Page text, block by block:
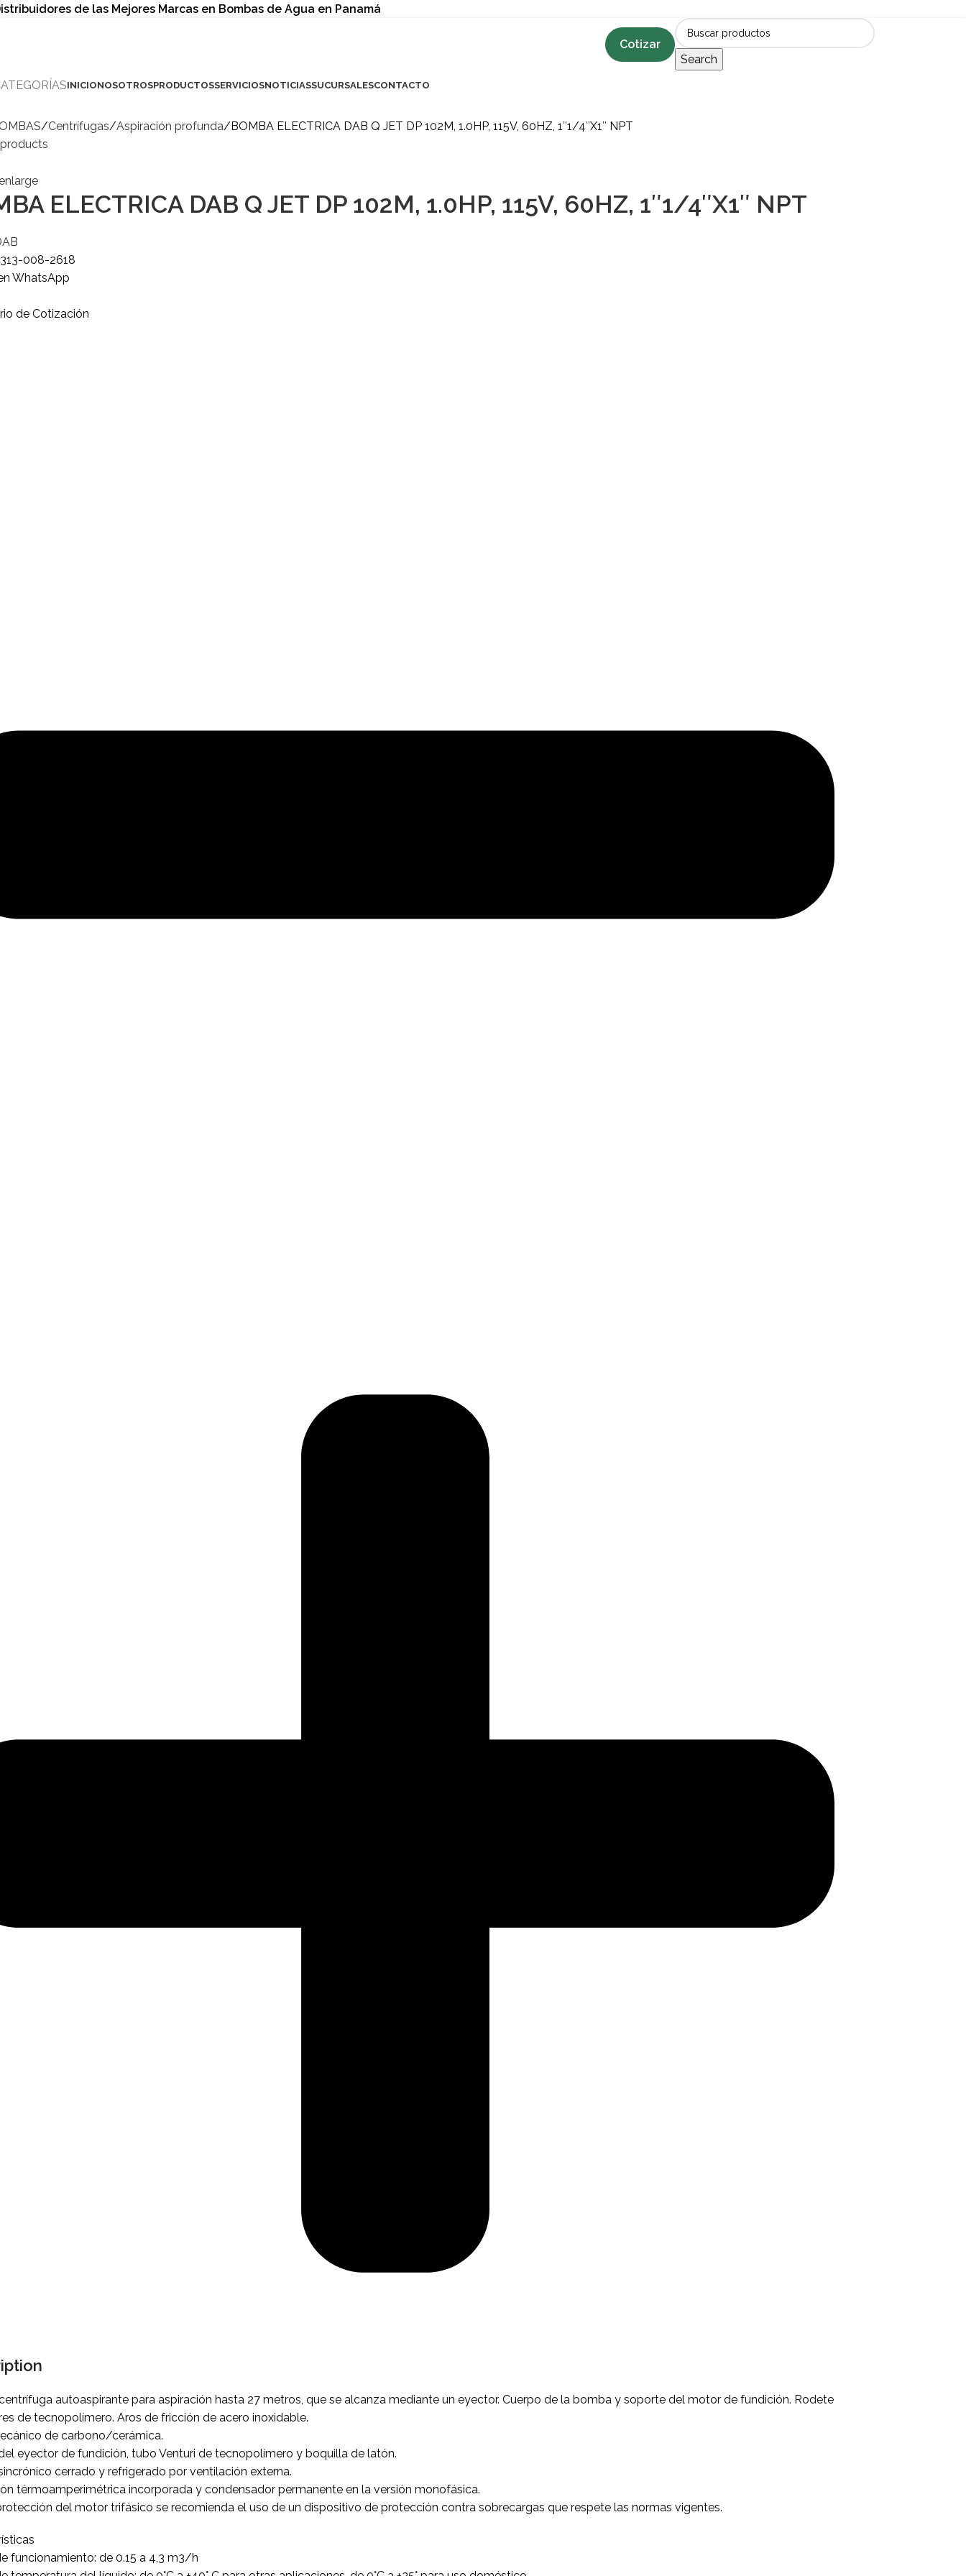
de las Mejores Marcas en Bombas de Agua en Panamá
Cotizar
Search
INICIONOSOTROSPRODUCTOSSERVICIOSNOTICIASSUCURSALESCONTACTO
Centrífugas Aspiración profunda BOMBA ELECTRICA DAB Q JET DP 102M, 1.0HP, 115V, 60HZ, 1″1/4″X1″ NPT
ELECTRICA DAB Q JET DP 102M, 1.0HP, 115V, 60HZ, 1″1/4″X1″ NPT
313-008-2618
WhatsApp
de Cotización
autoaspirante para aspiración hasta 27 metros, que se alcanza mediante un eyector. Cuerpo de la bomba y soporte del motor de fundición. Rodete
de tecnopolímero. Aros de fricción de acero inoxidable.
de carbono/cerámica.
eyector de fundición, tubo Venturi de tecnopolímero y boquilla de latón.
cerrado y refrigerado por ventilación externa.
térmoamperimétrica incorporada y condensador permanente en la versión monofásica.
del motor trifásico se recomienda el uso de un dispositivo de protección contra sobrecargas que respete las normas vigentes.
funcionamiento: de 0.15 a 4,3 m3/h